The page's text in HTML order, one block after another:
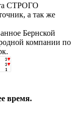
СТРОГО
а так же
Бернской
компании по
время.